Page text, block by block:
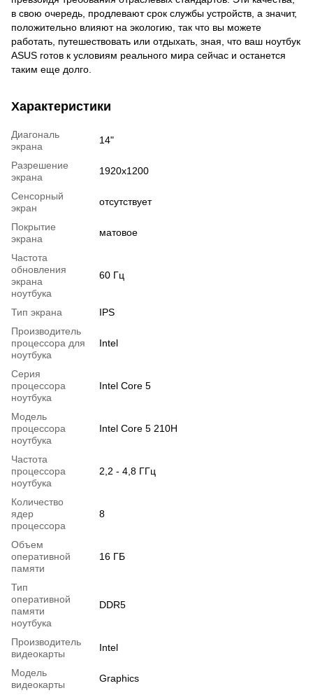
в свою очередь, продлевают срок службы устройств, а значит,
положительно влияют на экологию, так что вы можете
работать, путешествовать или отдыхать, зная, что ваш ноутбук
ASUS готов к условиям реального мира сейчас и останется
таким еще долго.
Характеристики
Диагональ
экрана
14"
Разрешение
экрана
1920x1200
Сенсорный
экран
отсутствует
Покрытие
экрана
матовое
Частота
обновления
экрана
ноутбука
60 Гц
Тип экрана
IPS
Производитель
процессора для
ноутбука
Intel
Серия
процессора
ноутбука
Intel Core 5
Модель
процессора
ноутбука
Intel Core 5 210H
Частота
процессора
ноутбука
2,2 - 4,8 ГГц
Количество
ядер
процессора
8
Объем
оперативной
памяти
16 ГБ
Тип
оперативной
памяти
ноутбука
DDR5
Производитель
видеокарты
Intel
Модель
видеокарты
Graphics